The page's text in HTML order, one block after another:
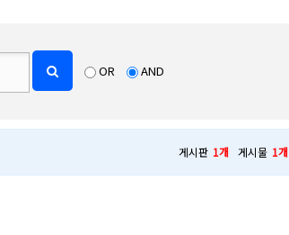
OR AND
게시판 1개 게시물 1개